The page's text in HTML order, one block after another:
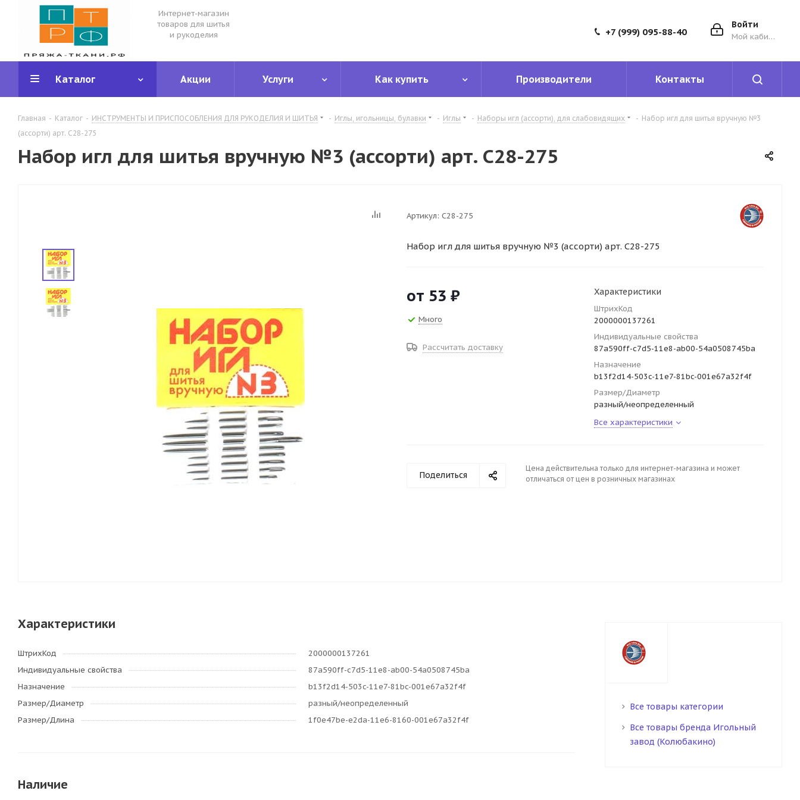
Интернет-магазин
товаров для шитья
и рукоделия
Войти
Мой кабинет
+7 (999) 095-88-40
Каталог Акции Услуги Как купить Производители Контакты
Главная - Каталог - ИНСТРУМЕНТЫ И ПРИСПОСОБЛЕНИЯ ДЛЯ РУКОДЕЛИЯ И ШИТЬЯ - Иглы, игольницы, булавки - Иглы - Наборы игл (ассорти), для слабовидящих - Набор игл для шитья вручную №3
(ассорти) арт. С28-275
Набор игл для шитья вручную №3 (ассорти) арт. С28-275
Артикул: С28-275
Набор игл для шитья вручную №3 (ассорти) арт. С28-275
от 53 ₽
Много
Рассчитать доставку
Характеристики
ШтрихКод
2000000137261
Индивидуальные свойства
87a590ff-c7d5-11e8-ab00-54a0508745ba
Назначение
b13f2d14-503c-11e7-81bc-001e67a32f4f
Размер/Диаметр
разный/неопределенный
Все характеристики
Поделиться
Цена действительна только для интернет-магазина и может
отличаться от цен в розничных магазинах
Характеристики
ШтрихКод
2000000137261
Индивидуальные свойства
87a590ff-c7d5-11e8-ab00-54a0508745ba
Назначение
b13f2d14-503c-11e7-81bc-001e67a32f4f
Размер/Диаметр
разный/неопределенный
Размер/Длина
1f0e47be-e2da-11e6-8160-001e67a32f4f
Наличие
Все товары категории
Все товары бренда Игольный
завод (Колюбакино)